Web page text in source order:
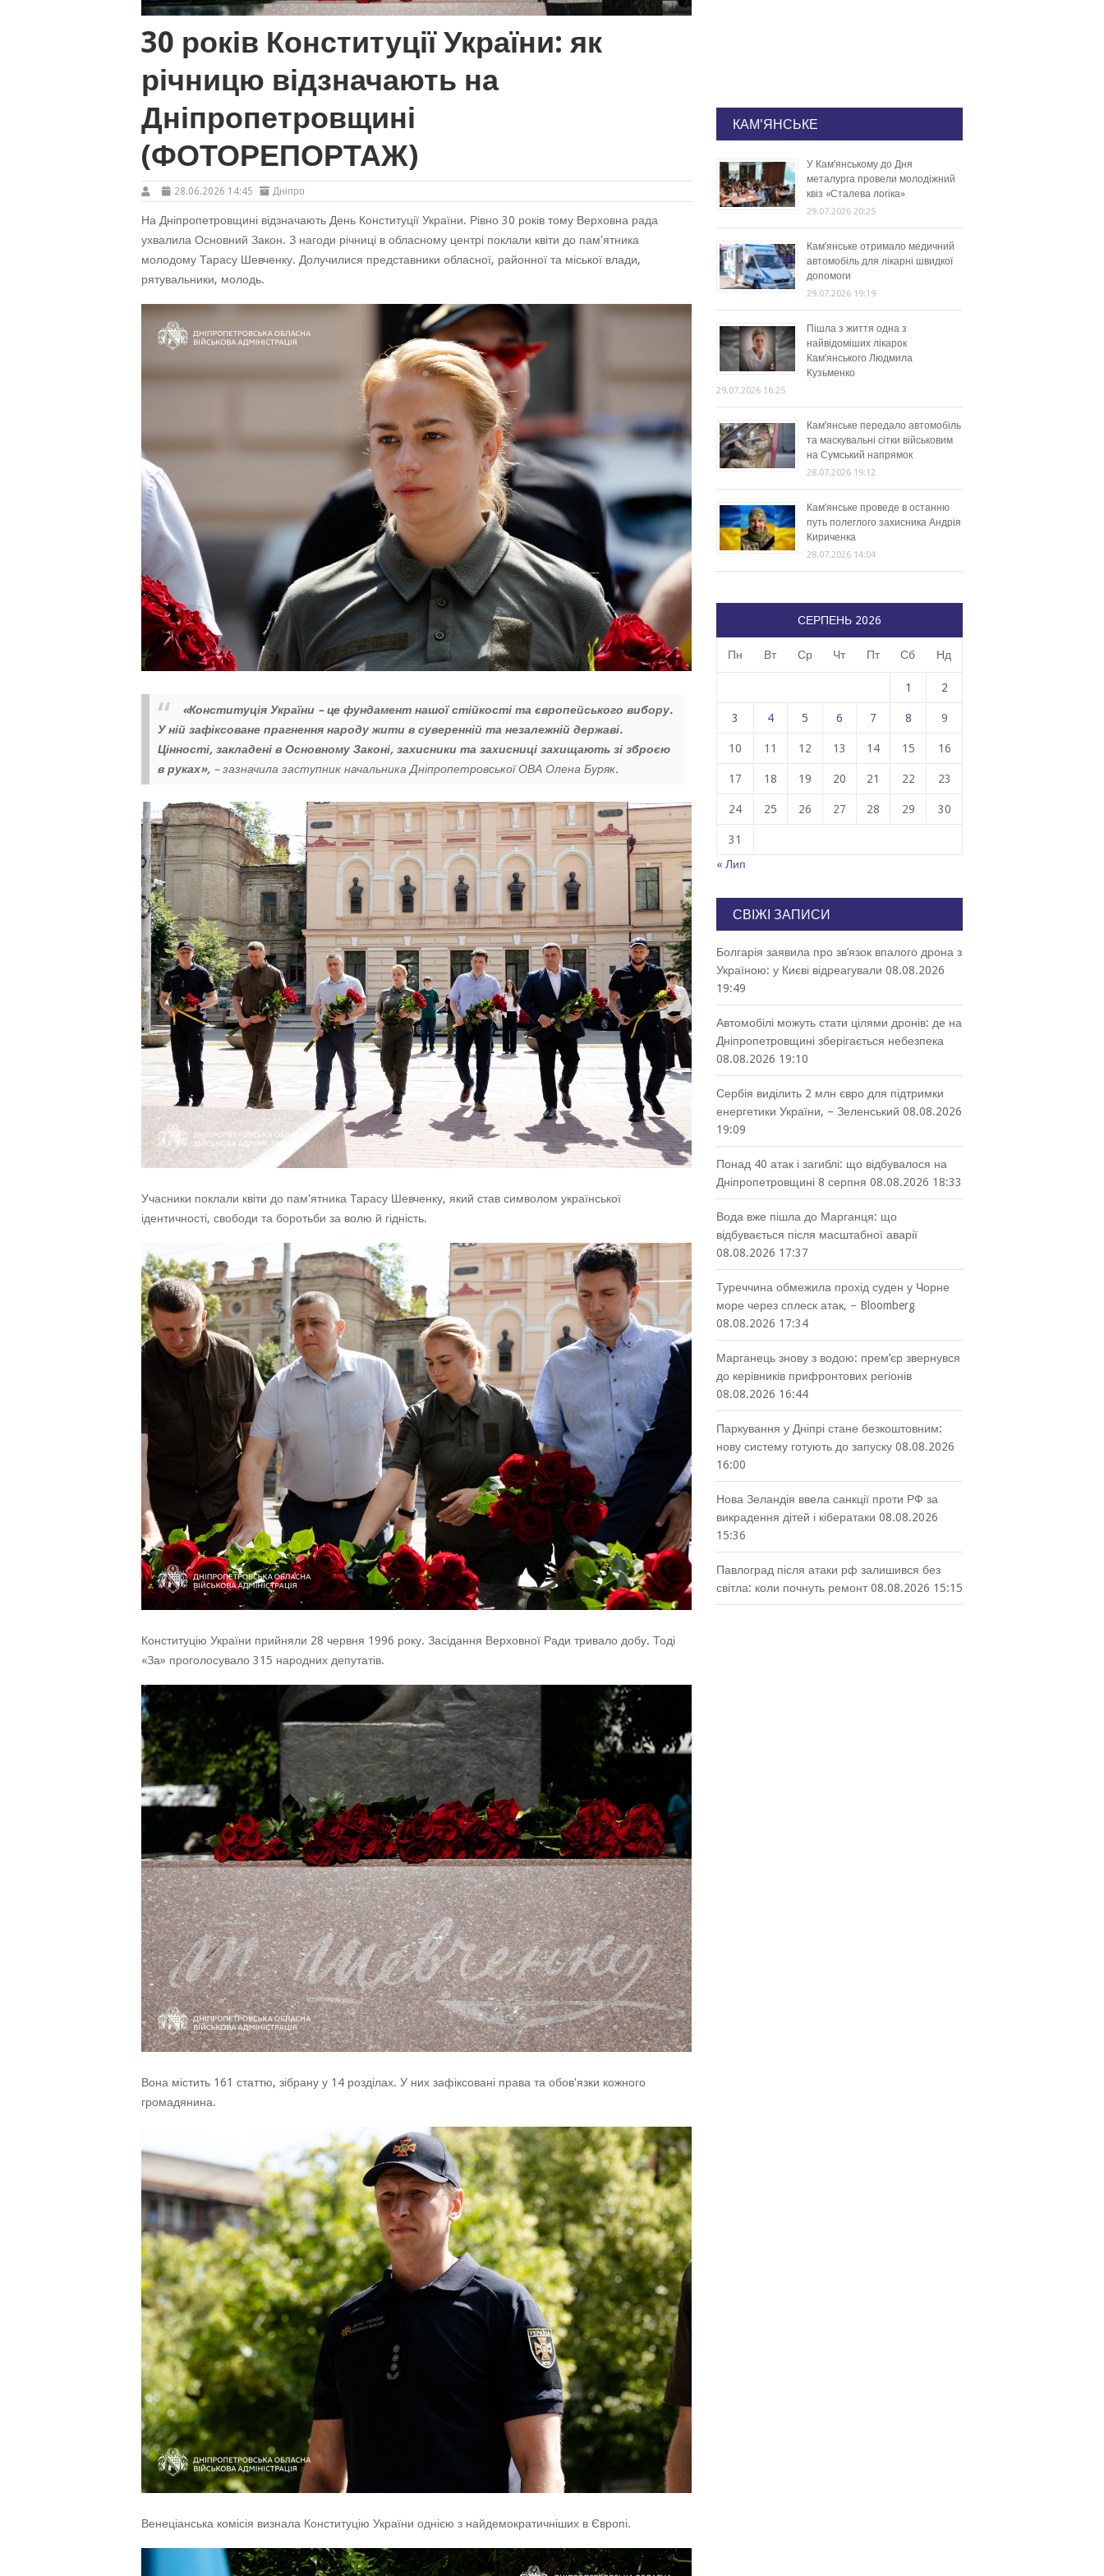
30 років Конституції України: як
річницю відзначають на
Дніпропетровщині
(ФОТОРЕПОРТАЖ)
28.06.2026 14:45 Дніпро
На Дніпропетровщині відзначають День Конституції України. Рівно 30 років тому Верховна рада
ухвалила Основний Закон. З нагоди річниці в обласному центрі поклали квіти до пам'ятника
молодому Тарасу Шевченку. Долучилися представники обласної, районної та міської влади,
рятувальники, молодь.
«Конституція України – це фундамент нашої стійкості та європейського вибору.
У ній зафіксоване прагнення народу жити в суверенній та незалежній державі.
Цінності, закладені в Основному Законі, захисники та захисниці захищають зі зброєю
в руках», – зазначила заступник начальника Дніпропетровської ОВА Олена Буряк.
Учасники поклали квіти до пам'ятника Тарасу Шевченку, який став символом української
ідентичності, свободи та боротьби за волю й гідність.
Конституцію України прийняли 28 червня 1996 року. Засідання Верховної Ради тривало добу. Тоді
«За» проголосувало 315 народних депутатів.
Вона містить 161 статтю, зібрану у 14 розділах. У них зафіксовані права та обов'язки кожного
громадянина.
Венеціанська комісія визнала Конституцію України однією з найдемократичніших в Європі.
КАМ'ЯНСЬКЕ
У Кам’янському до Дня
металурга провели молодіжний
квіз «Сталева логіка»
29.07.2026 20:25
Кам’янське отримало медичний
автомобіль для лікарні швидкої
допомоги
29.07.2026 19:19
Пішла з життя одна з
найвідоміших лікарок
Кам’янського Людмила
Кузьменко
29.07.2026 16:25
Кам’янське передало автомобіль
та маскувальні сітки військовим
на Сумський напрямок
28.07.2026 19:12
Кам’янське проведе в останню
путь полеглого захисника Андрія
Кириченка
28.07.2026 14:04
СЕРПЕНЬ 2026
Пн Вт Ср Чт Пт Сб Нд
1 2
3 4 5 6 7 8 9
10 11 12 13 14 15 16
17 18 19 20 21 22 23
24 25 26 27 28 29 30
31
« Лип
СВІЖІ ЗАПИСИ
Болгарія заявила про зв’язок впалого дрона з
Україною: у Києві відреагували 08.08.2026
19:49
Автомобілі можуть стати цілями дронів: де на
Дніпропетровщині зберігається небезпека
08.08.2026 19:10
Сербія виділить 2 млн євро для підтримки
енергетики України, – Зеленський 08.08.2026
19:09
Понад 40 атак і загиблі: що відбувалося на
Дніпропетровщині 8 серпня 08.08.2026 18:33
Вода вже пішла до Марганця: що
відбувається після масштабної аварії
08.08.2026 17:37
Туреччина обмежила прохід суден у Чорне
море через сплеск атак, – Bloomberg
08.08.2026 17:34
Марганець знову з водою: прем’єр звернувся
до керівників прифронтових регіонів
08.08.2026 16:44
Паркування у Дніпрі стане безкоштовним:
нову систему готують до запуску 08.08.2026
16:00
Нова Зеландія ввела санкції проти РФ за
викрадення дітей і кібератаки 08.08.2026
15:36
Павлоград після атаки рф залишився без
світла: коли почнуть ремонт 08.08.2026 15:15